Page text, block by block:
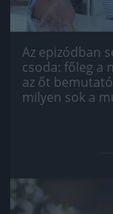
Az epizódban
csoda: főleg a
az őt
milyen sok a